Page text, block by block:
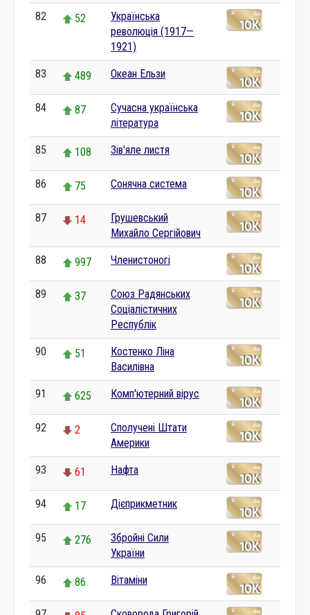
82 52
Українська
революція (1917—
1921)
83 489 Океан Ельзи
84 87
Сучасна українська
література
85 108 Зів'яле листя
86 75 Сонячна система
87 14
Грушевський
Михайло Сергійович
88 997 Членистоногі
89 37
Союз Радянських
Соціалістичних
Республік
90 51
Костенко Ліна
Василівна
91 625 Комп'ютерний вірус
92 2
Сполучені Штати
Америки
93 61 Нафта
94 17 Дієприкметник
95 276
Збройні Сили
України
96 86 Вітаміни